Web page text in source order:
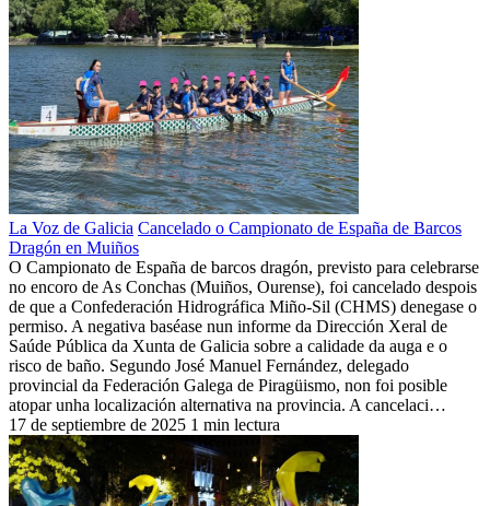
La Voz de Galicia Cancelado o Campionato de España de Barcos
Dragón en Muiños
O Campionato de España de barcos dragón, previsto para celebrarse
no encoro de As Conchas (Muiños, Ourense), foi cancelado despois
de que a Confederación Hidrográfica Miño-Sil (CHMS) denegase o
permiso. A negativa baséase nun informe da Dirección Xeral de
Saúde Pública da Xunta de Galicia sobre a calidade da auga e o
risco de baño. Segundo José Manuel Fernández, delegado
provincial da Federación Galega de Piragüismo, non foi posible
atopar unha localización alternativa na provincia. A cancelaci…
17 de septiembre de 2025 1 min lectura